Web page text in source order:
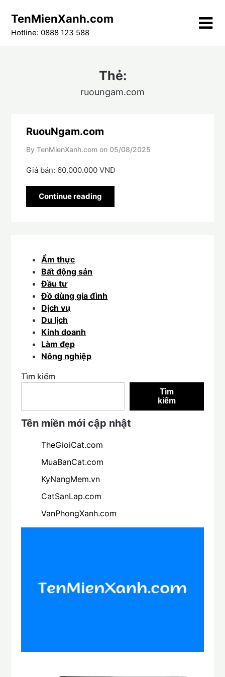
content
TenMienXanh.com
Hotline: 0888 123 588
Thẻ:
ruoungam.com
RuouNgam.com
By TenMienXanh.com on 05/08/2025
Giá bán: 60.000.000 VND
Continue reading
Ẩm thực
Bất động sản
Đầu tư
Đồ dùng gia đình
Dịch vụ
Du lịch
Kinh doanh
Làm đẹp
Nông nghiệp
Tìm kiếm
Tìm
kiếm
Tên miền mới cập nhật
TheGioiCat.com
MuaBanCat.com
KyNangMem.vn
CatSanLap.com
VanPhongXanh.com